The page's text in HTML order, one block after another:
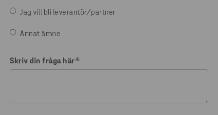
Jag vill bli leverantör/partner
Annat ämne
Skriv din fråga här*